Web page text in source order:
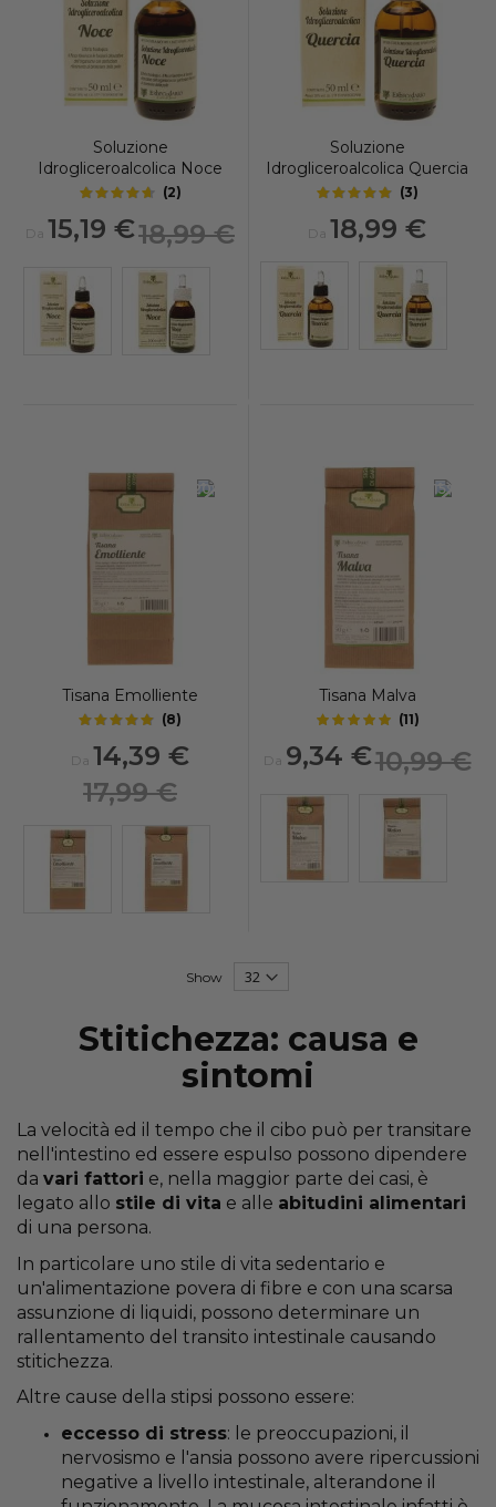
Soluzione
Idrogliceroalcolica Noce
(2)
Da 15,19 €18,99 €
Soluzione
Idrogliceroalcolica Quercia
(3)
Da 18,99 €
-20%
Tisana Emolliente
(8)
Da 14,39 €
17,99 €
-15%
Tisana Malva
(11)
Da 9,34 €10,99 €
Show
Stitichezza: causa e
sintomi
La velocità ed il tempo che il cibo può per transitare
nell'intestino ed essere espulso possono dipendere
da vari fattori e, nella maggior parte dei casi, è
legato allo stile di vita e alle abitudini alimentari
di una persona.
In particolare uno stile di vita sedentario e
un'alimentazione povera di fibre e con una scarsa
assunzione di liquidi, possono determinare un
rallentamento del transito intestinale causando
stitichezza.
Altre cause della stipsi possono essere:
eccesso di stress: le preoccupazioni, il
nervosismo e l'ansia possono avere ripercussioni
negative a livello intestinale, alterandone il